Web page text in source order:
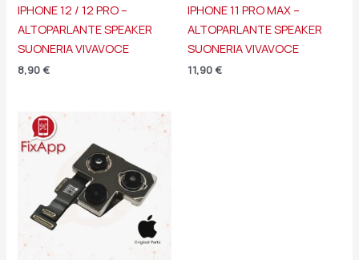
IPHONE 12 / 12 PRO –
ALTOPARLANTE SPEAKER
SUONERIA VIVAVOCE
8,90 €
IPHONE 11 PRO MAX –
ALTOPARLANTE SPEAKER
SUONERIA VIVAVOCE
11,90 €